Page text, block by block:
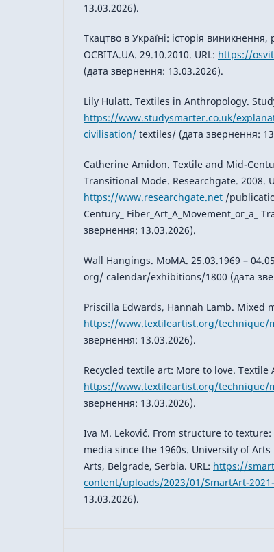
13.03.2026).
Ткацтво в Україні: історія
ОСВІТА.UA. 29.10.2010. URL: https://
(дата звернення: 13.03.2026).
Lily Hulatt. Textiles in Anthropology.
https://www.studysmarter.co.uk/
civilisation/ textiles/ (дата звернення:
Catherine Amidon. Textile and Mid-
Transitional Mode. Researchgate. 2008.
https://www.researchgate.net /
Century_ Fiber_Art_A_Movement_or_a_
звернення: 13.03.2026).
Wall Hangings. MoMA. 25.03.1969 –
org/ calendar/exhibitions/1800 (дата
Priscilla Edwards, Hannah Lamb. Mixed
https://www.textileartist.org/technique/
звернення: 13.03.2026).
Recycled textile art: More to love. Textile
https://www.textileartist.org/technique/
звернення: 13.03.2026).
Iva M. Leković. From structure to
media since the 1960s. University of
Arts, Belgrade, Serbia. URL: https://
content/uploads/2023/01/SmartArt-
13.03.2026).